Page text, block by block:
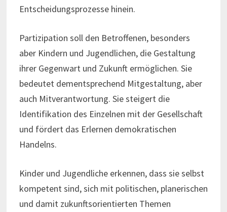
Entscheidungsprozesse hinein.
Partizipation soll den Betroffenen, besonders
aber Kindern und Jugendlichen, die Gestaltung
ihrer Gegenwart und Zukunft ermöglichen. Sie
bedeutet dementsprechend Mitgestaltung, aber
auch Mitverantwortung. Sie steigert die
Identifikation des Einzelnen mit der Gesellschaft
und fördert das Erlernen demokratischen
Handelns.
Kinder und Jugendliche erkennen, dass sie selbst
kompetent sind, sich mit politischen, planerischen
und damit zukunftsorientierten Themen